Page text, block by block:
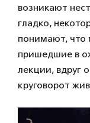
возникают
гладко,
понимают, что
пришедшие в
лекции, вдруг
круговорот